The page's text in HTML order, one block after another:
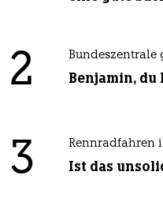
2 Bundeszentrale
Benjamin,
3 Rennradfahren
Ist das